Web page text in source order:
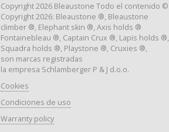
Copyright 2026 Bleaustone Todo el contenido ©
Copyright 2026: Bleaustone ®, Bleaustone
climber ®, Elephant skin ®, Axis holds ®
Fontainebleau ®, Captain Crux ®, Lapis holds ®,
Squadra holds ®, Playstone ®, Cruxies ®,
son marcas registradas
la empresa Schlamberger P & J d.o.o.
Cookies
Condiciones de uso
Warranty policy